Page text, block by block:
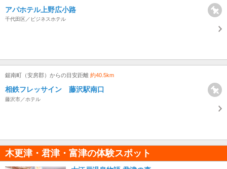
アパホテル上野広小路
千代田区／ビジネスホテル
鋸南町（安房郡）からの目安距離 約40.5km
相鉄フレッサイン 藤沢駅南口
藤沢市／ホテル
木更津・君津・富津の体験スポット